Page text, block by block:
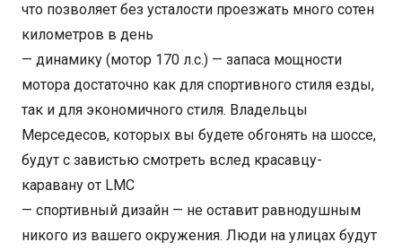
что позволяет без усталости проезжать много сотен
километров в день
— динамику (мотор 170 л.с.) — запаса мощности
мотора достаточно как для спортивного стиля езды,
так и для экономичного стиля. Владельцы
Мерседесов, которых вы будете обгонять на шоссе,
будут с завистью смотреть вслед красавцу-
каравану от LMC
— спортивный дизайн — не оставит равнодушным
никого из вашего окружения. Люди на улицах будут